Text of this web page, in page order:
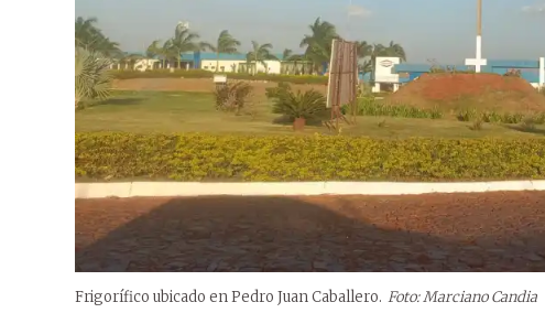
Frigorífico ubicado en Pedro Juan Caballero. Foto: Marciano Candia